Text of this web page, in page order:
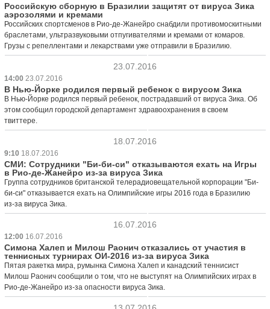
Российскую сборную в Бразилии защитят от вируса Зика
аэрозолями и кремами
Российских спортсменов в Рио-де-Жанейро снабдили противомоскитными
браслетами, ультразвуковыми отпугивателями и кремами от комаров.
Грузы с репеллентами и лекарствами уже отправили в Бразилию.
23.07.2016
14:00 23.07.2016
В Нью-Йорке родился первый ребенок с вирусом Зика
В Нью-Йорке родился первый ребенок, пострадавший от вируса Зика. Об
этом сообщил городской департамент здравоохранения в своем
твиттере.
18.07.2016
9:10 18.07.2016
СМИ: Сотрудники "Би-би-си" отказываются ехать на Игры
в Рио-де-Жанейро из-за вируса Зика
Группа сотрудников британской телерадиовещательной корпорации "Би-
би-си" отказывается ехать на Олимпийские игры 2016 года в Бразилию
из-за вируса Зика.
16.07.2016
12:00 16.07.2016
Симона Халеп и Милош Раонич отказались от участия в
теннисных турнирах ОИ-2016 из-за вируса Зика
Пятая ракетка мира, румынка Симона Халеп и канадский теннисист
Милош Раонич сообщили о том, что не выступят на Олимпийских играх в
Рио-де-Жанейро из-за опасности вируса Зика.